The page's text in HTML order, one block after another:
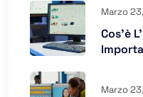
Marzo
Cos’è
Marzo